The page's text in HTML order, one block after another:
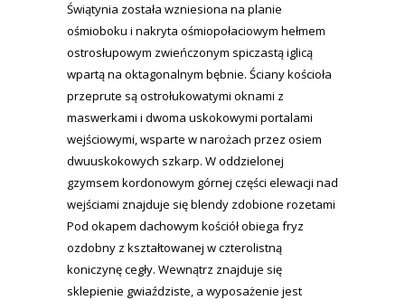
Świątynia została wzniesiona na planie
ośmioboku i nakryta ośmiopołaciowym hełmem
ostrosłupowym zwieńczonym spiczastą iglicą
wpartą na oktagonalnym bębnie. Ściany kościoła
przeprute są ostrołukowatymi oknami z
maswerkami i dwoma uskokowymi portalami
wejściowymi, wsparte w narożach przez osiem
dwuuskokowych szkarp. W oddzielonej
gzymsem kordonowym górnej części elewacji nad
wejściami znajduje się blendy zdobione rozetami
Pod okapem dachowym kościół obiega fryz
ozdobny z kształtowanej w czterolistną
koniczynę cegły. Wewnątrz znajduje się
sklepienie gwiaździste, a wyposażenie jest